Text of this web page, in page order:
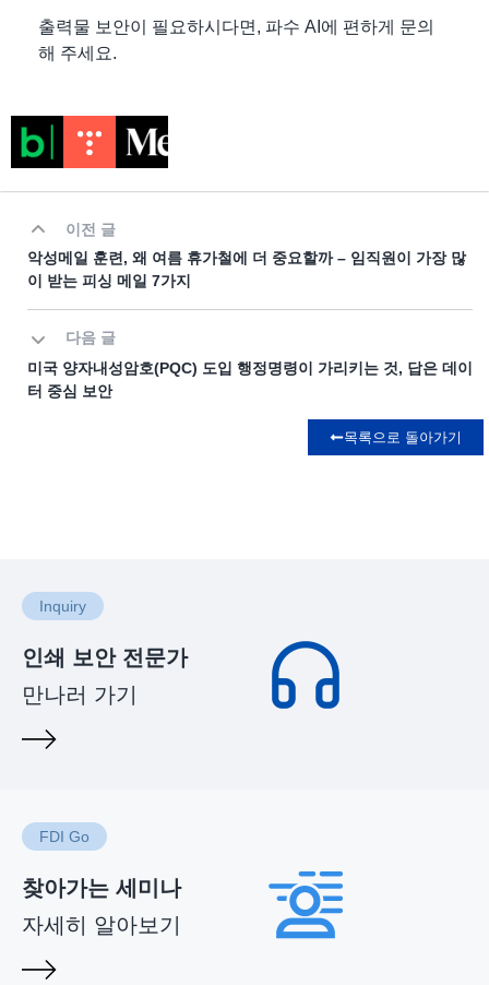
출력물 보안이 필요하시다면, 파수 AI에 편하게 문의
해 주세요.
이전 글
악성메일 훈련, 왜 여름 휴가철에 더 중요할까 – 임직원이 가장 많
이 받는 피싱 메일 7가지
다음 글
미국 양자내성암호(PQC) 도입 행정명령이 가리키는 것, 답은 데이
터 중심 보안
목록으로 돌아가기
Inquiry
인쇄 보안 전문가
만나러 가기
FDI Go
찾아가는 세미나
자세히 알아보기